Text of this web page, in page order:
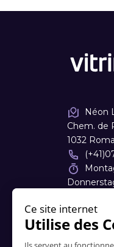
Néon
Chem. de
1032
08:00 -
a.vial